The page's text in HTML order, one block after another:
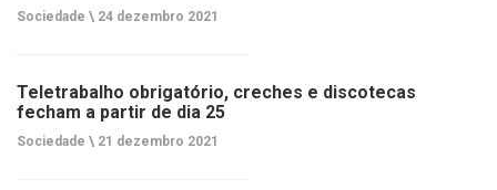
Sociedade \ 24 dezembro 2021
Teletrabalho obrigatório, creches e discotecas
fecham a partir de dia 25
Sociedade \ 21 dezembro 2021